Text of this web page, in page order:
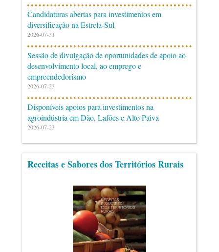
Candidaturas abertas para investimentos em
diversificação na Estrela-Sul
2026-07-31
Sessão de divulgação de oportunidades de apoio ao
desenvolvimento local, ao emprego e
empreendedorismo
2026-07-23
Disponíveis apoios para investimentos na
agroindústria em Dão, Lafões e Alto Paiva
2026-07-23
Receitas e Sabores dos Territórios Rurais